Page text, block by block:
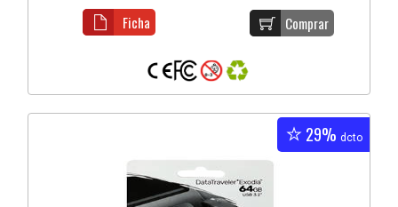
Comprar
Ficha
29% dcto